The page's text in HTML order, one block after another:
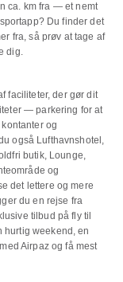
ca. km fra — et nemt
Du finder det
fra, så prøv at tage af
dig.
faciliteter, der gør dit
— parkering for at
og
også Lufthavnshotel,
butik, Lounge,
og
det lettere og mere
du en rejse fra
tilbud på fly til
weekend, en
Airpaz og få mest